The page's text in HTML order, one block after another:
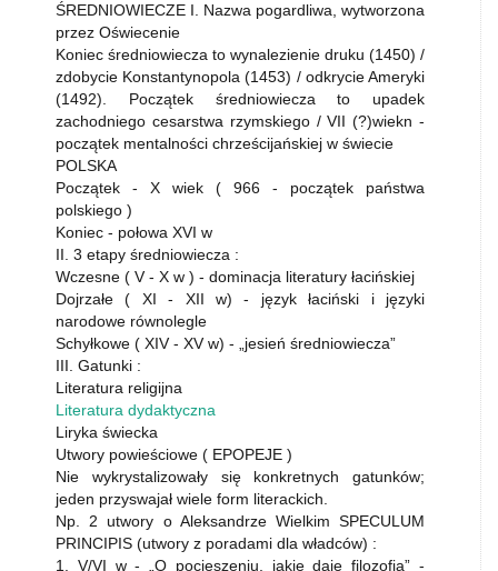
ŚREDNIOWIECZE I. Nazwa pogardliwa, wytworzona
przez Oświecenie
Koniec średniowiecza to wynalezienie druku (1450) /
zdobycie Konstantynopola (1453) / odkrycie Ameryki
(1492). Początek średniowiecza to upadek
zachodniego cesarstwa rzymskiego / VII (?)wiekn -
początek mentalności chrześcijańskiej w świecie
POLSKA
Początek - X wiek ( 966 - początek państwa
polskiego )
Koniec - połowa XVI w
II. 3 etapy średniowiecza :
Wczesne ( V - X w ) - dominacja literatury łacińskiej
Dojrzałe ( XI - XII w) - język łaciński i języki
narodowe równolegle
Schyłkowe ( XIV - XV w) - „jesień średniowiecza”
III. Gatunki :
Literatura religijna
Literatura dydaktyczna
Liryka świecka
Utwory powieściowe ( EPOPEJE )
Nie wykrystalizowały się konkretnych gatunków;
jeden przyswajał wiele form literackich.
Np. 2 utwory o Aleksandrze Wielkim SPECULUM
PRINCIPIS (utwory z poradami dla władców) :
1. V/VI w - „O pocieszeniu, jakie daje filozofia” -